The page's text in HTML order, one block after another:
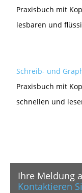
Praxisbuch mit
lesbaren und
Schreib- und
Praxisbuch mit
schnellen und
Ihre Meldung
Kontaktieren